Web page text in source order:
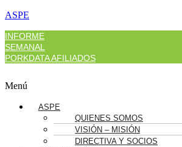
ASPE
INFORME
SEMANAL
PORKDATA AFILIADOS
Menú
ASPE
QUIENES SOMOS
VISIÓN – MISIÓN
DIRECTIVA Y SOCIOS